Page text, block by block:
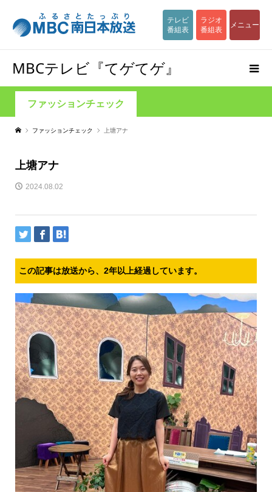
テレビ
番組表
ラジオ
番組表
メニュー
MBCテレビ『てゲてゲ』
ファッションチェック
ファッションチェック 上塘アナ
上塘アナ
2024.08.02
この記事は放送から、2年以上経過しています。